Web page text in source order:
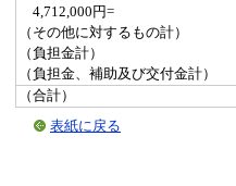
4,712,000円=
（その他に対するもの計）
（負担金計）
（負担金、補助及び交付金計）
（合計）
表紙に戻る